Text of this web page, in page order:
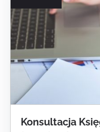
Konsultacja